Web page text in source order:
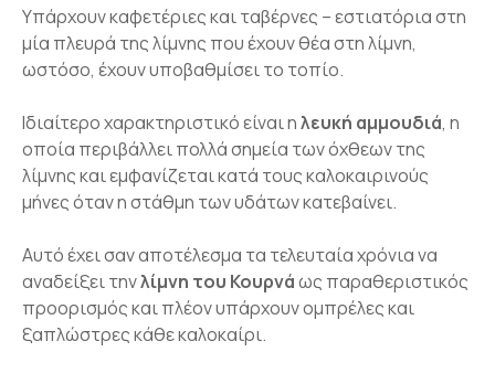
Υπάρχουν καφετέριες και ταβέρνες – εστιατόρια στη
μία πλευρά της λίμνης που έχουν θέα στη λίμνη,
ωστόσο, έχουν υποβαθμίσει το τοπίο.
Ιδιαίτερο χαρακτηριστικό είναι ηλευκή αμμουδιά, η
οποία περιβάλλει πολλά σημεία των όχθεων της
λίμνης και εμφανίζεται κατά τους καλοκαιρινούς
μήνες όταν η στάθμη των υδάτων κατεβαίνει.
Αυτό έχει σαν αποτέλεσμα τα τελευταία χρόνια να
αναδείξει τηνλίμνη του Κουρνάως παραθεριστικός
προορισμός και πλέον υπάρχουν ομπρέλες και
ξαπλώστρες κάθε καλοκαίρι.